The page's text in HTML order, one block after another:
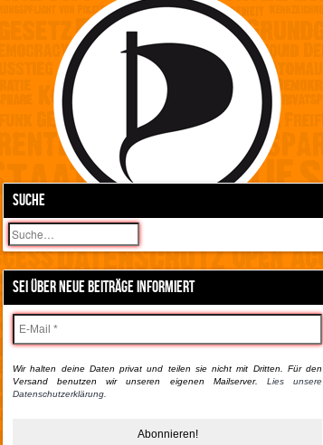
SUCHE
Suchen
SEI ÜBER NEUE BEITRÄGE INFORMIERT
Wir halten deine Daten privat und teilen sie nicht mit Dritten. Für den
Versand benutzen wir unseren eigenen Mailserver. Lies unsere
Datenschutzerklärung.